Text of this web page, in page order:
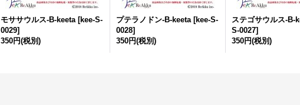
モササウルス-B-keeta [kee-S-
0029]
350円(税別)
プテラノドン-B-keeta [kee-S-
0028]
350円(税別)
ステゴサウルス-B-
S-0027]
350円(税別)